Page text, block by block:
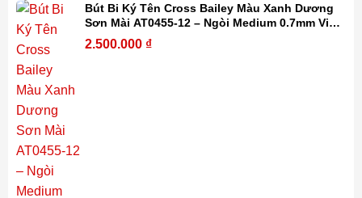
Bút Bi Ký Tên Cross Bailey Màu Xanh Dương
Sơn Mài AT0455-12 – Ngòi Medium 0.7mm Viết
Mượt, Thay Refill Dễ Dàng Kèm Hộp Quà
2.500.000 ₫